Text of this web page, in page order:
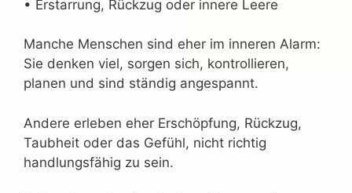
• Erstarrung, Rückzug oder innere Leere
Manche Menschen sind eher im inneren Alarm:
Sie denken viel, sorgen sich, kontrollieren,
planen und sind ständig angespannt.
Andere erleben eher Erschöpfung, Rückzug,
Taubheit oder das Gefühl, nicht richtig
handlungsfähig zu sein.